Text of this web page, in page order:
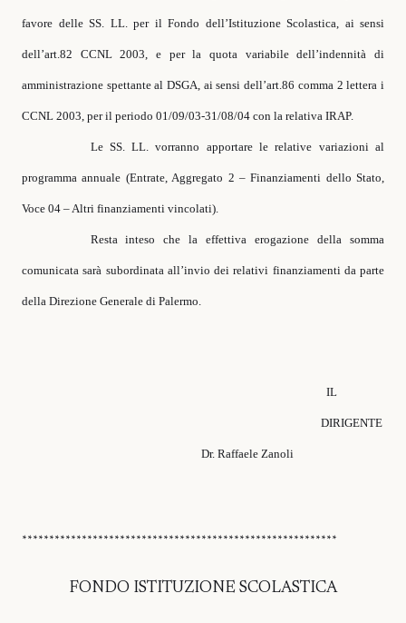
favore delle SS. LL. per il Fondo dell’Istituzione Scolastica, ai sensi
dell’art.82 CCNL 2003, e per la quota variabile dell’indennità di
amministrazione spettante al DSGA, ai sensi dell’art.86 comma 2 lettera i
CCNL 2003, per il periodo 01/09/03-31/08/04 con la relativa IRAP.
Le SS. LL. vorranno apportare le relative variazioni al
programma annuale (Entrate, Aggregato 2 – Finanziamenti dello Stato,
Voce 04 – Altri finanziamenti vincolati).
Resta inteso che la effettiva erogazione della somma
comunicata sarà subordinata all’invio dei relativi finanziamenti da parte
della Direzione Generale di Palermo.
IL
DIRIGENTE
Dr. Raffaele Zanoli
**********************************************************
FONDO ISTITUZIONE SCOLASTICA